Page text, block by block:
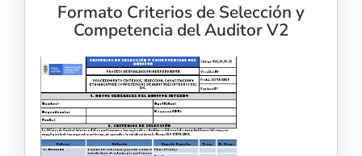
Formato Criterios de Selección y
Competencia del Auditor V2